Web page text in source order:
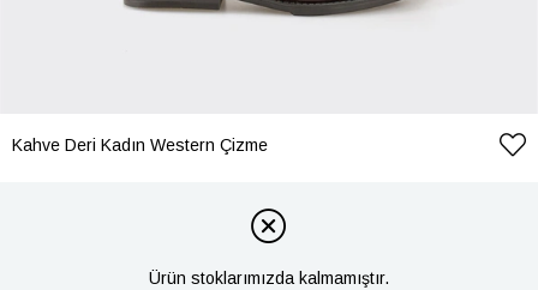
Kahve Deri Kadın Western Çizme
Ürün stoklarımızda kalmamıştır.